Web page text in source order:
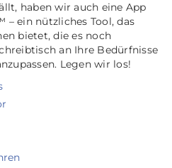
haben wir auch eine App
ein nützliches Tool, das
bietet, die es noch
an Ihre Bedürfnisse
Legen wir los!